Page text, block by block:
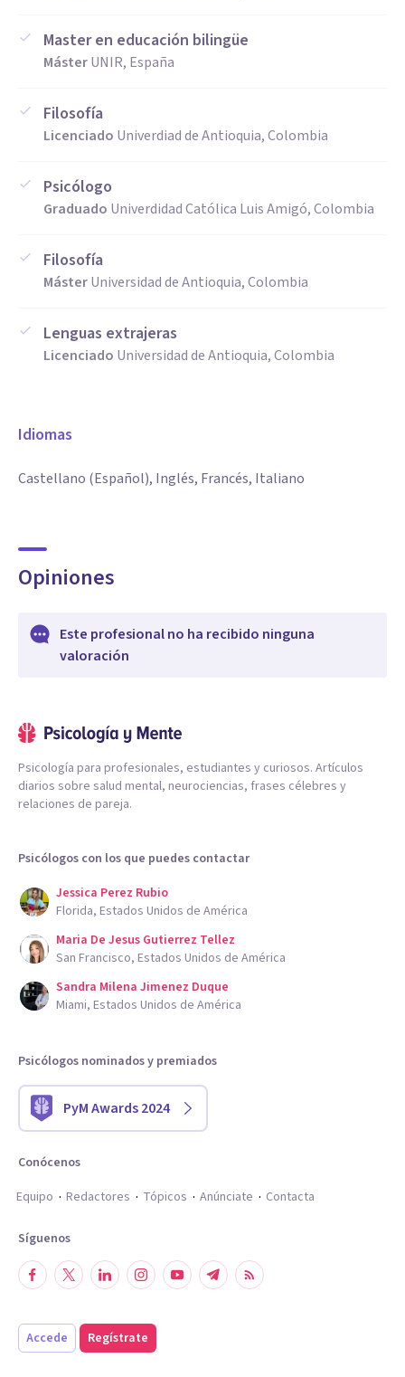
Master en educación bilingüe
MásterUNIR, España
Filosofía
Licenciado Univerdiad de Antioquia, Colombia
Psicólogo
Graduado Univerdidad Católica Luis Amigó, Colombia
Filosofía
MásterUniversidad de Antioquia, Colombia
Lenguas extrajeras
Licenciado Universidad de Antioquia, Colombia
Idiomas
Castellano (Español), Inglés, Francés, Italiano
Opiniones
Este profesional no ha recibido ninguna
valoración
Psicología para profesionales, estudiantes y curiosos. Artículos
diarios sobre salud mental, neurociencias, frases célebres y
relaciones de pareja.
Psicólogos con los que puedes contactar
Jessica Perez Rubio
Florida, Estados Unidos de América
Maria De Jesus Gutierrez Tellez
San Francisco, Estados Unidos de América
Sandra Milena Jimenez Duque
Miami, Estados Unidos de América
Psicólogos nominados y premiados
PyM Awards 2024
Conócenos
Equipo
Redactores Tópicos Anúnciate Contacta
Síguenos
Accede Regístrate